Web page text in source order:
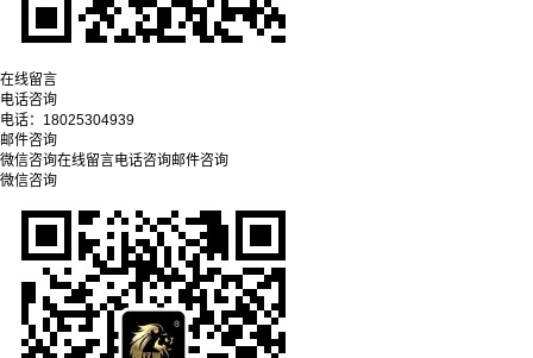
在线留言
电话咨询
电话： 18025304939
邮件咨询
微信咨询在线留言电话咨询邮件咨询
微信咨询